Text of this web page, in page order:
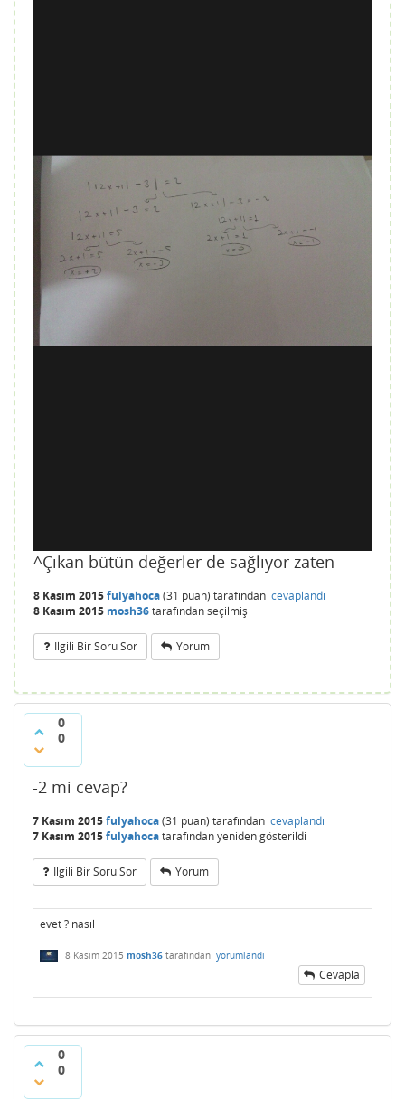
^Çıkan bütün değerler de sağlıyor zaten
8 Kasım 2015fulyahoca(31 puan) tarafından cevaplandı
8 Kasım 2015 mosh36tarafındanseçilmiş
Ilgili Bir Soru Sor Yorum
0
0
-2 mi cevap?
7 Kasım 2015fulyahoca(31 puan) tarafından cevaplandı
7 Kasım 2015fulyahocatarafındanyeniden gösterildi
Ilgili Bir Soru Sor Yorum
evet ? nasıl
8 Kasım 2015 mosh36 tarafından yorumlandı
Cevapla
0
0